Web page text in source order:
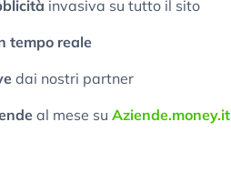
invasiva su tutto il sito
tempo reale
dai nostri partner
al mese su Aziende.money.it